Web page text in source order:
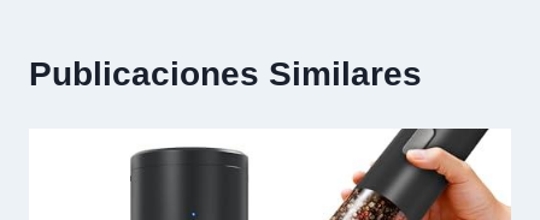
Publicaciones Similares